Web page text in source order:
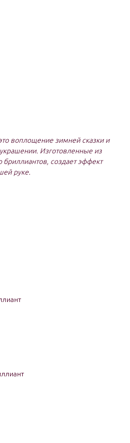
воплощение зимней сказки и
Изготовленные из
создает эффект
руке.